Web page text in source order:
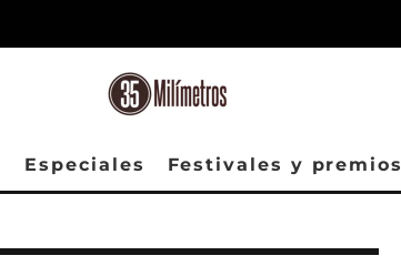
Especiales Festivales y premios